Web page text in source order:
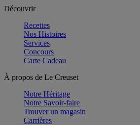
Découvrir
Recettes
Nos Histoires
Services
Concours
Carte Cadeau
À propos de Le Creuset
Notre Héritage
Notre Savoir-faire
Trouver un magasin
Carrières